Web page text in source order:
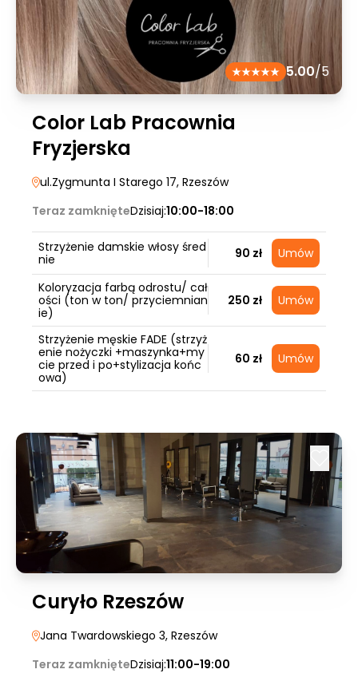
5.00/5
Color Lab Pracownia
Fryzjerska
ul.Zygmunta I Starego 17, Rzeszów
Teraz zamknięteDzisiaj:10:00-18:00
Strzyżenie damskie włosy śred
nie
90 zł Umów
Koloryzacja farbą odrostu/ cał
ości (ton w ton/ przyciemnian
ie)
250 zł Umów
Strzyżenie męskie FADE (strzyż
enie nożyczki +maszynka+my
cie przed i po+stylizacja końc
owa)
60 zł Umów
Curyło Rzeszów
Jana Twardowskiego 3, Rzeszów
Teraz zamknięteDzisiaj:11:00-19:00